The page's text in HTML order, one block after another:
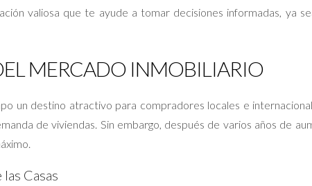
valiosa que te ayude a tomar decisiones informadas, ya
MERCADO INMOBILIARIO
un destino atractivo para compradores locales e
de viviendas. Sin embargo, después de varios años de
Casas